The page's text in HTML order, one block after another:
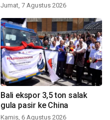
Jumat, 7 Agustus 2026
Bali ekspor 3,5 ton salak
gula pasir ke China
Kamis, 6 Agustus 2026